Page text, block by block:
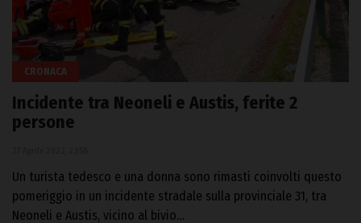
CRONACA
Incidente tra Neoneli e Austis, ferite 2
persone
Un turista tedesco e una donna sono rimasti coinvolti questo
pomeriggio in un incidente stradale sulla provinciale 31, tra
Neoneli e Austis, vicino al bivio…